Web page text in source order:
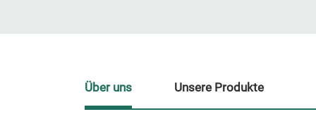
Über uns Unsere Produkte